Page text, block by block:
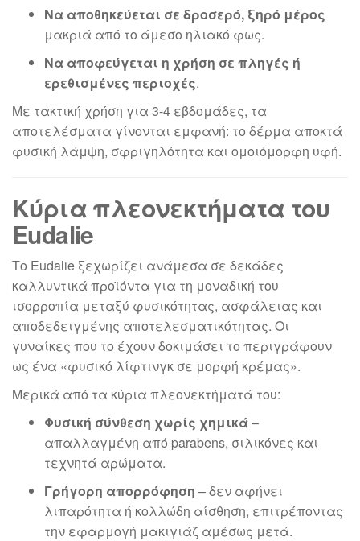
Να αποθηκεύεται σε δροσερό, ξηρό μέρος
μακριά από το άμεσο ηλιακό φως.
Να αποφεύγεται η χρήση σε πληγές ή
ερεθισμένες περιοχές.
Με τακτική χρήση για 3-4 εβδομάδες, τα
αποτελέσματα γίνονται εμφανή: το δέρμα αποκτά
φυσική λάμψη, σφριγηλότητα και ομοιόμορφη υφή.
Κύρια πλεονεκτήματα του
Eudalie
Το Eudalie ξεχωρίζει ανάμεσα σε δεκάδες
καλλυντικά προϊόντα για τη μοναδική του
ισορροπία μεταξύ φυσικότητας, ασφάλειας και
αποδεδειγμένης αποτελεσματικότητας. Οι
γυναίκες που το έχουν δοκιμάσει το περιγράφουν
ως ένα «φυσικό λίφτινγκ σε μορφή κρέμας».
Μερικά από τα κύρια πλεονεκτήματά του:
Φυσική σύνθεση χωρίς χημικά–
απαλλαγμένη από parabens, σιλικόνες και
τεχνητά αρώματα.
Γρήγορη απορρόφηση – δεν αφήνει
λιπαρότητα ή κολλώδη αίσθηση, επιτρέποντας
την εφαρμογή μακιγιάζ αμέσως μετά.